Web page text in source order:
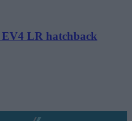
LR hatchback